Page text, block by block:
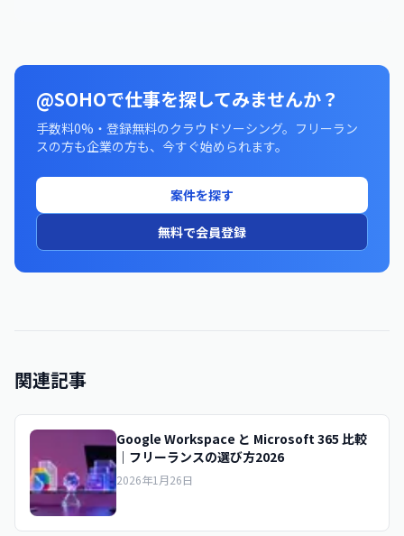
@SOHOで仕事を探してみませんか？
手数料0%・登録無料のクラウドソーシング。フリーラン
スの方も企業の方も、今すぐ始められます。
案件を探す
無料で会員登録
関連記事
Google Workspace と Microsoft 365 比較
｜フリーランスの選び方2026
2026年1月26日